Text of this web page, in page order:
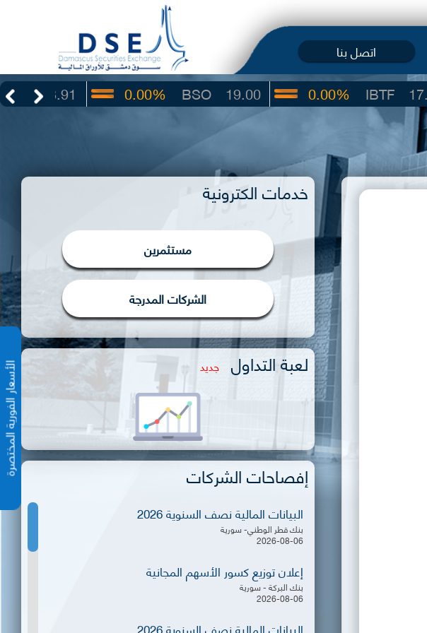
اتصل بنا
3.91 19.00
BSO
0.00% 17.99
IBTF
0.00%
الأسعار
خدمات الكترونية
مستثمرين
الشركات المدرجة
لعبة التداول جديد
إفصاحات الشركات
البيانات المالية نصف السنوية 2026
بنك قطر الوطني- سورية
2026-08-06
إعلان توزيع كسور الأسهم المجانية
بنك البركة - سورية
2026-08-06